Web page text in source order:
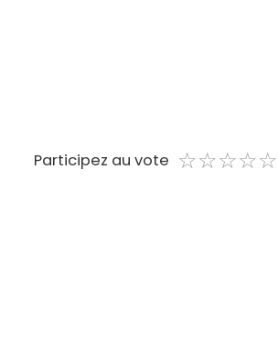
Participez au vote ☆☆☆☆☆
★★★★★